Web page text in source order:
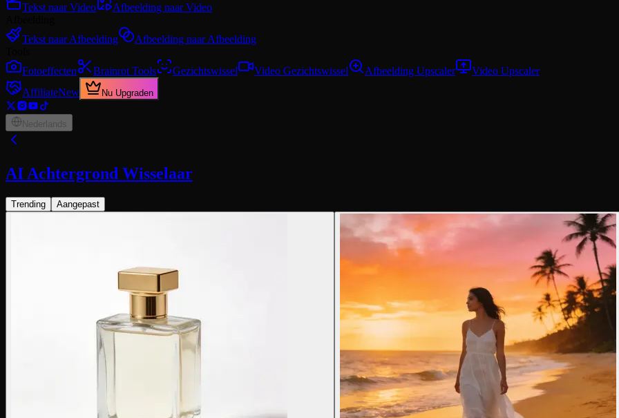
Tekst naar Video
Afbeelding naar Video
Tekst naar Afbeelding
Afbeelding naar Afbeelding
Fotoeffecten
Brainrot Tools Gezichtswissel Video Gezichtswissel Afbeelding Upscaler
Video Upscaler
AffiliateNew Nu Upgraden
Nederlands
AI Achtergrond Wisselaar
Trending Aangepast